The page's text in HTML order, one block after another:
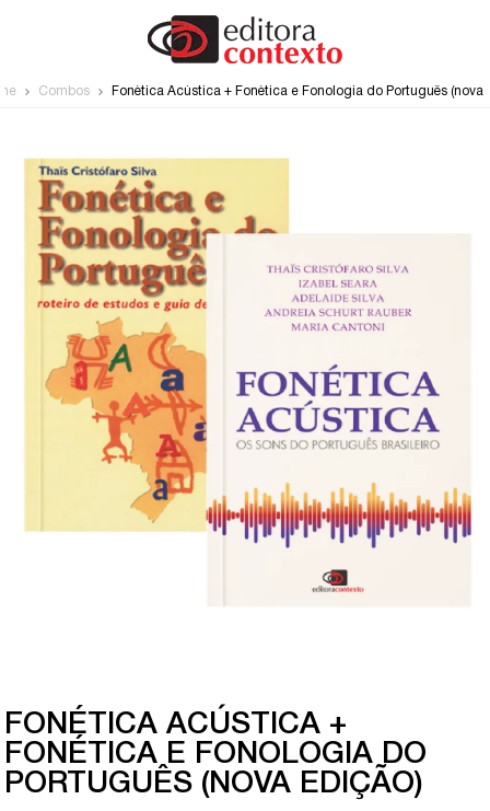
Combos Fonética Acústica + Fonética e Fonologia do Português (nova
FONÉTICA ACÚSTICA +
FONÉTICA E FONOLOGIA DO
PORTUGUÊS (NOVA EDIÇÃO)